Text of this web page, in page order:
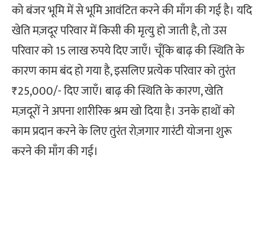
को बंजर भूमि में से भूमि आवंटित करने की माँग की गई है। यदि
खेति मज़दूर परिवार में किसी की मृत्यु हो जाती है, तो उस
परिवार को 15 लाख रुपये दिए जाएँ। चूँकि बाढ़ की स्थिति के
कारण काम बंद हो गया है, इसलिए प्रत्येक परिवार को तुरंत
₹25,000/- दिए जाएँ। बाढ़ की स्थिति के कारण, खेति
मज़दूरों ने अपना शारीरिक श्रम खो दिया है। उनके हाथों को
काम प्रदान करने के लिए तुरंत रोज़गार गारंटी योजना शुरू
करने की माँग की गई।